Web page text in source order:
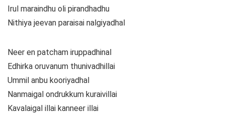
Irul maraindhu oli pirandhadhu
Nithiya jeevan paraisai nalgiyadhal
Neer en patcham iruppadhinal
Edhirka oruvanum thunivadhillai
Ummil anbu kooriyadhal
Nanmaigal ondrukkum kuraivillai
Kavalaigal illai kanneer illai